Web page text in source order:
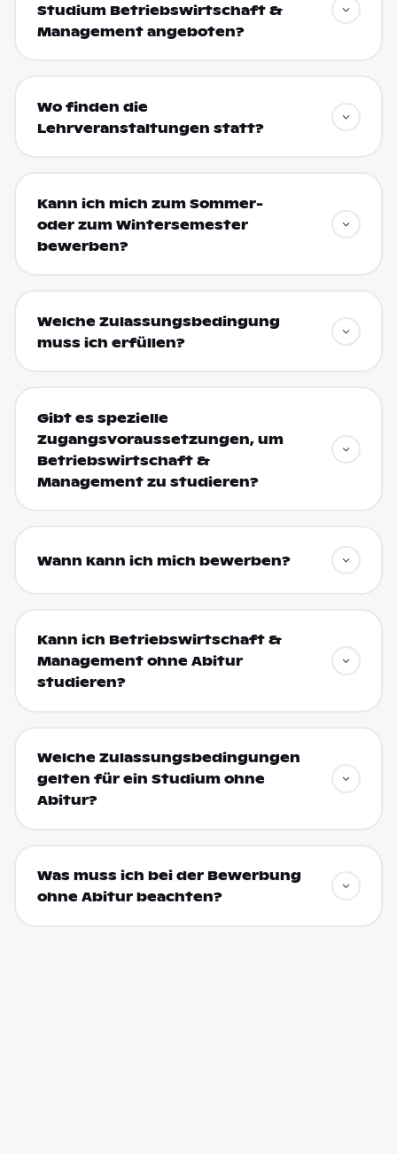
Studium Betriebswirtschaft &
Management angeboten?
Wo finden die
Lehrveranstaltungen statt?
Kann ich mich zum Sommer-
oder zum Wintersemester
bewerben?
Welche Zulassungsbedingung
muss ich erfüllen?
Gibt es spezielle
Zugangsvoraussetzungen, um
Betriebswirtschaft &
Management zu studieren?
Wann kann ich mich bewerben?
Kann ich Betriebswirtschaft &
Management ohne Abitur
studieren?
Welche Zulassungsbedingungen
gelten für ein Studium ohne
Abitur?
Was muss ich bei der Bewerbung
ohne Abitur beachten?